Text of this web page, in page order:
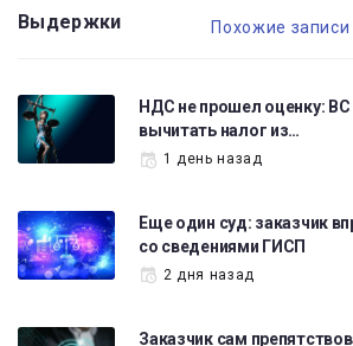
Выдержки Похожие записи
НДС не прошел оценку:
вычитать налог из…
1 день назад
Еще один суд: заказчик
со сведениями ГИСП
2 дня назад
Заказчик сам